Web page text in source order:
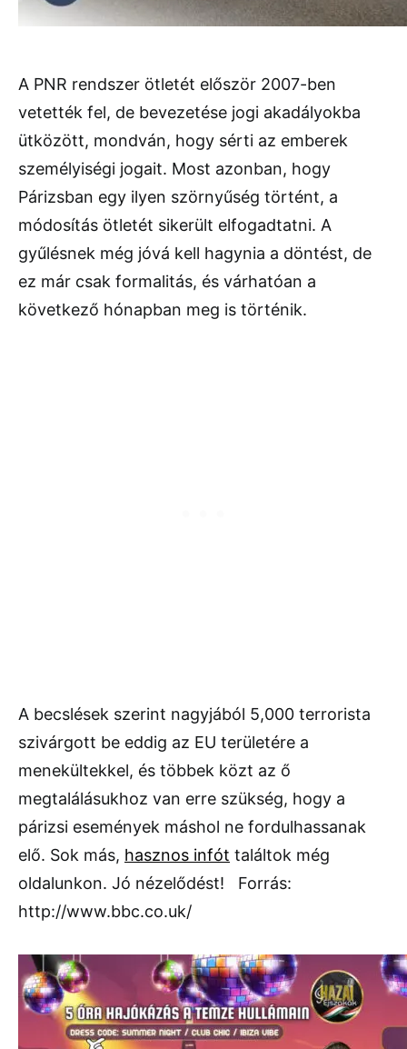
A PNR rendszer ötletét először 2007-ben
vetették fel, de bevezetése jogi akadályokba
ütközött, mondván, hogy sérti az emberek
személyiségi jogait. Most azonban, hogy
Párizsban egy ilyen szörnyűség történt, a
módosítás ötletét sikerült elfogadtatni. A
gyűlésnek még jóvá kell hagynia a döntést, de
ez már csak formalitás, és várhatóan a
következő hónapban meg is történik.
A becslések szerint nagyjából 5,000 terrorista
szivárgott be eddig az EU területére a
menekültekkel, és többek közt az ő
megtalálásukhoz van erre szükség, hogy a
párizsi események máshol ne fordulhassanak
elő. Sok más, hasznos infót találtok még
oldalunkon. Jó nézelődést! Forrás:
http://www.bbc.co.uk/